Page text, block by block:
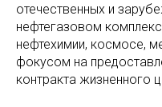
отечественных и
нефтегазовом
нефтехимии, космосе,
фокусом на
контракта жизненного